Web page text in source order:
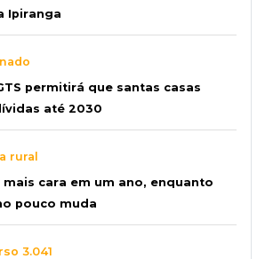
Ipiranga
permitirá que santas casas
até 2030
rural
mais cara em um ano, enquanto
pouco muda
3.041